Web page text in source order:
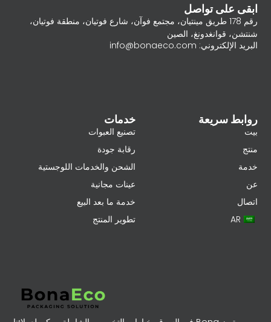
خدمات
تصنيع العبوات
رقابة جودة
الشحن والخدمات اللوجستية
عينات مجانية
خدمة ما بعد البيع
تطوير المنتج
روابط سريعة
بيت
منتج
خدمة
عن
اتصال
AR
ابقى على تواصل
رقم 178 طريق مينتيان، مجتمع فوآن، شارع فوتيان، منطقة فوتيان،
شنتشن، قوانغدونغ، الصين
البريد الإلكتروني: info@bonaeco.com